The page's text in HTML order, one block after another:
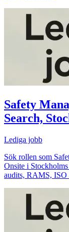
Safety
Search,
Lediga jobb
Sök rollen som
Onsite i
audits, RAMS, ISO